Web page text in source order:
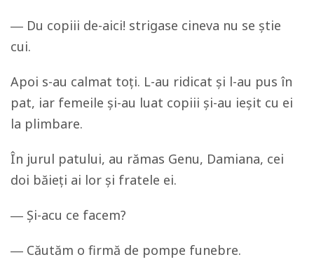
― Du copiii de-aici! strigase cineva nu se știe
cui.
Apoi s-au calmat toți. L-au ridicat și l-au pus în
pat, iar femeile și-au luat copiii și-au ieșit cu ei
la plimbare.
În jurul patului, au rămas Genu, Damiana, cei
doi băieți ai lor și fratele ei.
― Și-acu ce facem?
― Căutăm o firmă de pompe funebre.